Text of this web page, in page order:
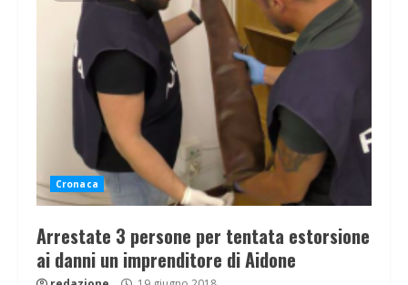
Cronaca
Arrestate 3 persone per tentata estorsione
ai danni un imprenditore di Aidone